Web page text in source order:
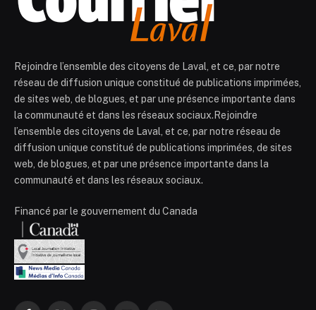
Rejoindre l’ensemble des citoyens de Laval, et ce, par notre
réseau de diffusion unique constitué de publications imprimées,
de sites web, de blogues, et par une présence importante dans
la communauté et dans les réseaux sociaux.Rejoindre
l’ensemble des citoyens de Laval, et ce, par notre réseau de
diffusion unique constitué de publications imprimées, de sites
web, de blogues, et par une présence importante dans la
communauté et dans les réseaux sociaux.
Financé par le gouvernement du Canada